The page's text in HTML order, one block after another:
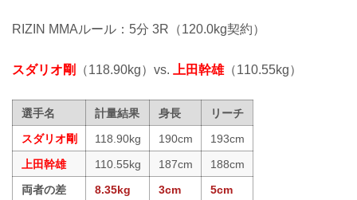
RIZIN MMAルール：5分 3R（120.0kg契約）
スダリオ剛 （118.90kg）vs. 上田幹雄（110.55kg）
選手名 計量結果 身長
リーチ
スダリオ剛
118.90kg 190cm
193cm
上田幹雄
110.55kg 187cm
188cm
両者の差
8.35kg 3cm 5cm